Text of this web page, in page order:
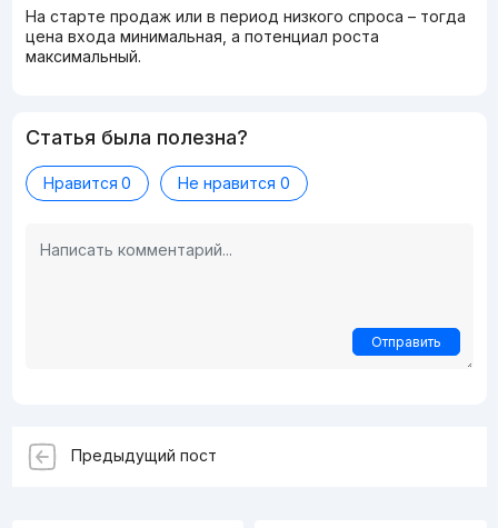
На старте продаж или в период низкого спроса – тогда
цена входа минимальная, а потенциал роста
максимальный.
Статья была полезна?
Нравится 0 Не нравится 0
Отправить
Предыдущий пост